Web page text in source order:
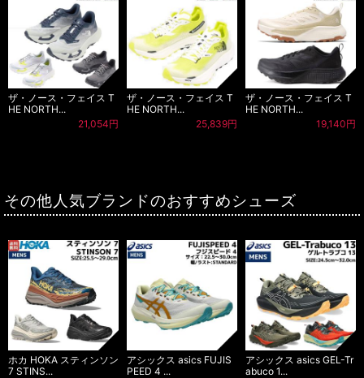
ザ・ノース・フェイス T
HE NORTH...
21,054円
ザ・ノース・フェイス T
HE NORTH...
25,839円
ザ・ノース・フェイス T
HE NORTH...
19,140円
その他人気ブランドのおすすめシューズ
ホカ HOKA スティンソン
7 STINS...
アシックス asics FUJIS
PEED 4 ...
アシックス asics GEL-Tr
abuco 1...